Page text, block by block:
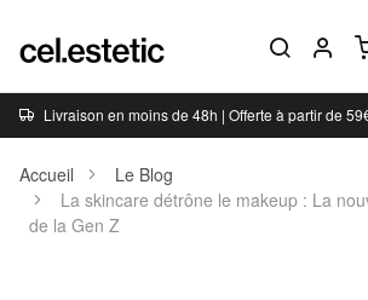
Livraison en moins de 48h | Offerte à partir de
Accueil
Le Blog
La skincare détrône le makeup : La
de la Gen Z